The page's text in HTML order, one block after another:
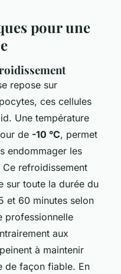
pour une
repose sur
ces cellules
Une température
de -10 °C, permet
endommager les
refroidissement
sur toute la durée du
et 60 minutes selon
professionnelle
aux
à maintenir
de façon fiable. En